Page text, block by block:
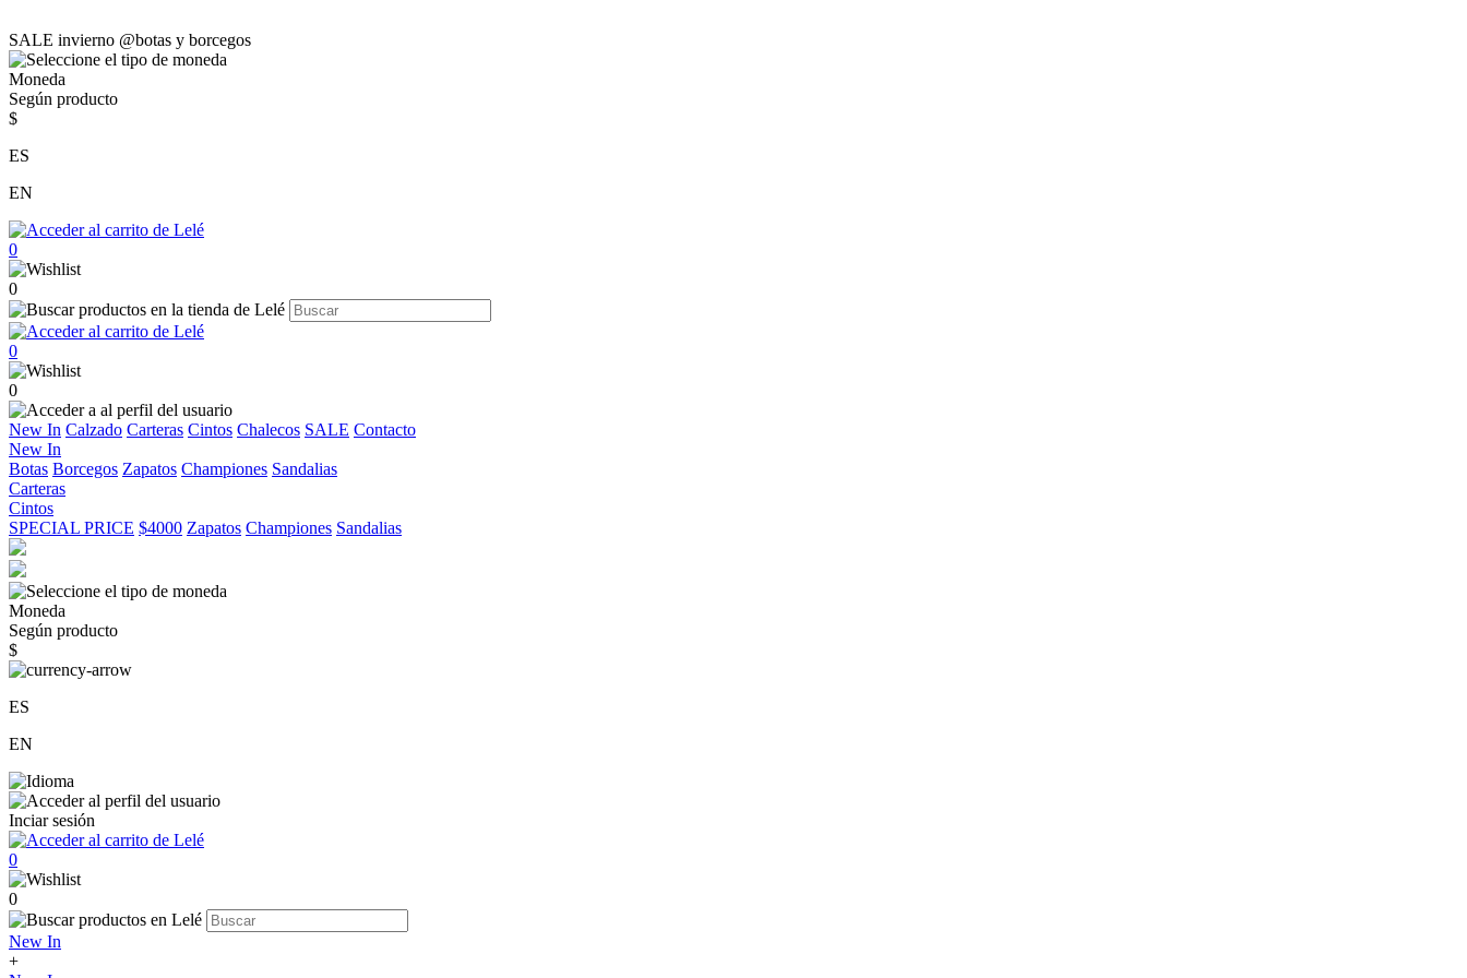
SALE invierno @botas y borcegos
Moneda
Según producto
$
ES
EN
0
0
0
0
New In Calzado Carteras Cintos Chalecos SALE Contacto
New In
Botas Borcegos Zapatos Championes Sandalias
Carteras
Cintos
SPECIAL PRICE $4000 Zapatos Championes Sandalias
Moneda
Según producto
$
ES
EN
Inciar sesión
0
0
New In
+